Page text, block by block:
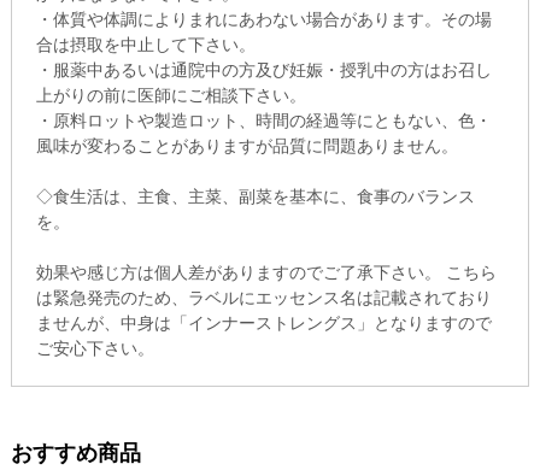
・体質や体調によりまれにあわない場合があります。その場
合は摂取を中止して下さい。
・服薬中あるいは通院中の方及び妊娠・授乳中の方はお召し
上がりの前に医師にご相談下さい。
・原料ロットや製造ロット、時間の経過等にともない、色・
風味が変わることがありますが品質に問題ありません。
◇食生活は、主食、主菜、副菜を基本に、食事のバランス
を。
効果や感じ方は個人差がありますのでご了承下さい。 こちら
は緊急発売のため、ラベルにエッセンス名は記載されており
ませんが、中身は「インナーストレングス」となりますので
ご安心下さい。
おすすめ商品